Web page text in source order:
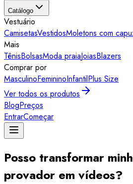
Catálogo
Vestuário
CamisetasVestidosMoletons com
Mais
TênisBolsasModa praiaJoiasBlazers
Comprar por
MasculinoFemininoInfantilPlus Size
Ver todos os produtos
BlogPreços
EntrarComeçar
Posso transformar
provador em vídeos?